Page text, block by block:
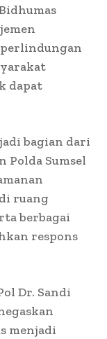
dapat
bagian dari
Polda Sumsel
ruang
berbagai
respons
Dr. Sandi
menjadi